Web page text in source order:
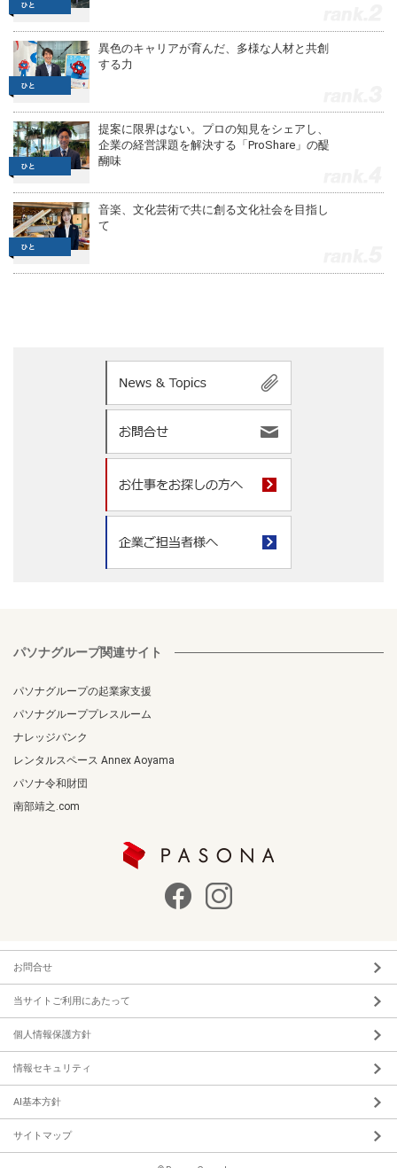
異色のキャリアが育んだ、多様な人材と共創
する力
提案に限界はない。プロの知見をシェアし、
企業の経営課題を解決する「ProShare」の醍
醐味
音楽、文化芸術で共に創る文化社会を目指し
て
パソナグループ関連サイト
パソナグループの起業家支援
パソナグループプレスルーム
ナレッジバンク
レンタルスペース Annex Aoyama
パソナ令和財団
南部靖之.com
お問合せ
当サイトご利用にあたって
個人情報保護方針
情報セキュリティ
AI基本方針
サイトマップ